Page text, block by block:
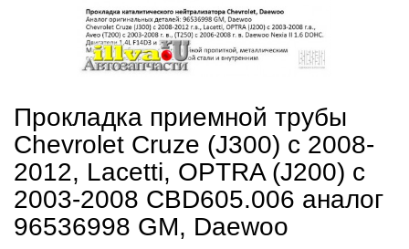
Прокладка приемной трубы
Chevrolet Cruze (J300) с 2008-
2012, Lacetti, OPTRA (J200) с
2003-2008 CBD605.006 аналог
96536998 GM, Daewoo